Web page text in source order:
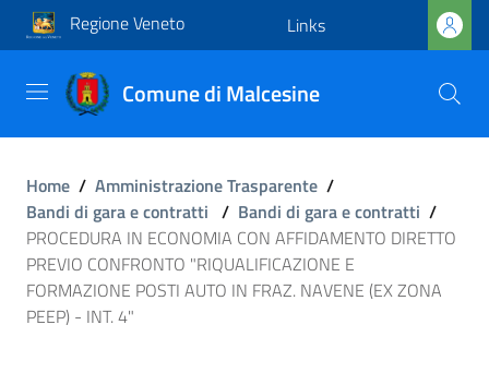
Regione Veneto Links
Comune di Malcesine
Home / Amministrazione Trasparente /
Bandi di gara e contratti / Bandi di gara e contratti /
PROCEDURA IN ECONOMIA CON AFFIDAMENTO DIRETTO
PREVIO CONFRONTO "RIQUALIFICAZIONE E
FORMAZIONE POSTI AUTO IN FRAZ. NAVENE (EX ZONA
PEEP) - INT. 4"